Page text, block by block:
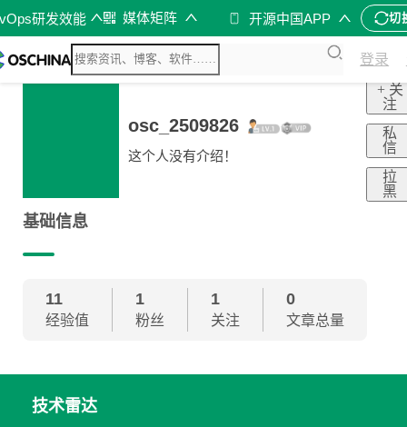
研发效能 媒体矩阵 开源中国APP 切
登录
osc_2509826
这个人没有介绍！
+ 关
注
私
信
拉
黑
基础信息
11
经验值
1
粉丝
1
关注
0
文章总量
技术雷达